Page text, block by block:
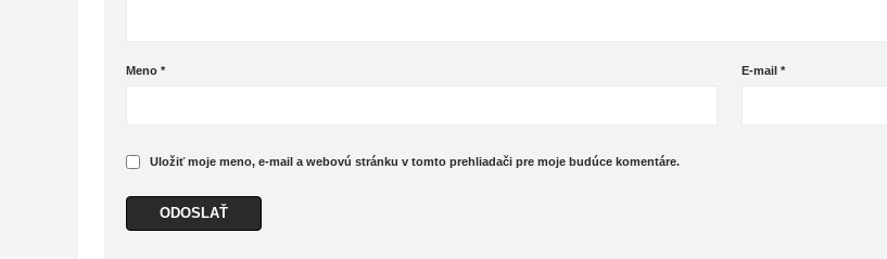
Meno * E-mail*
Uložiť moje meno, e-mail a webovú stránku v tomto prehliadači pre moje budúce komentáre.